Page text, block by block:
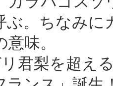
ぶ。ちなみに
味。
君梨を超え